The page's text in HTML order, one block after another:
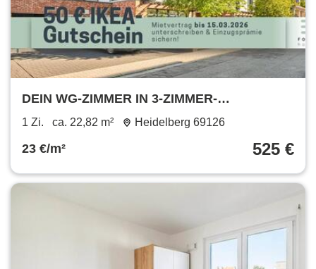
DEIN WG-ZIMMER IN 3-ZIMMER-
STUDENTENAPARTMENT: möblierte
1 Zi. ca. 22,82 m² Heidelberg 69126
23 €/m² 525 €